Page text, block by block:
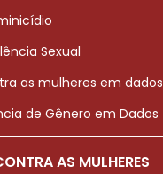
Sexual
as mulheres em dados
de Gênero em Dados
AS MULHERES